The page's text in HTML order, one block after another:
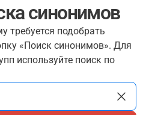
синонимов
требуется подобрать
«Поиск синонимов». Для
используйте поиск по